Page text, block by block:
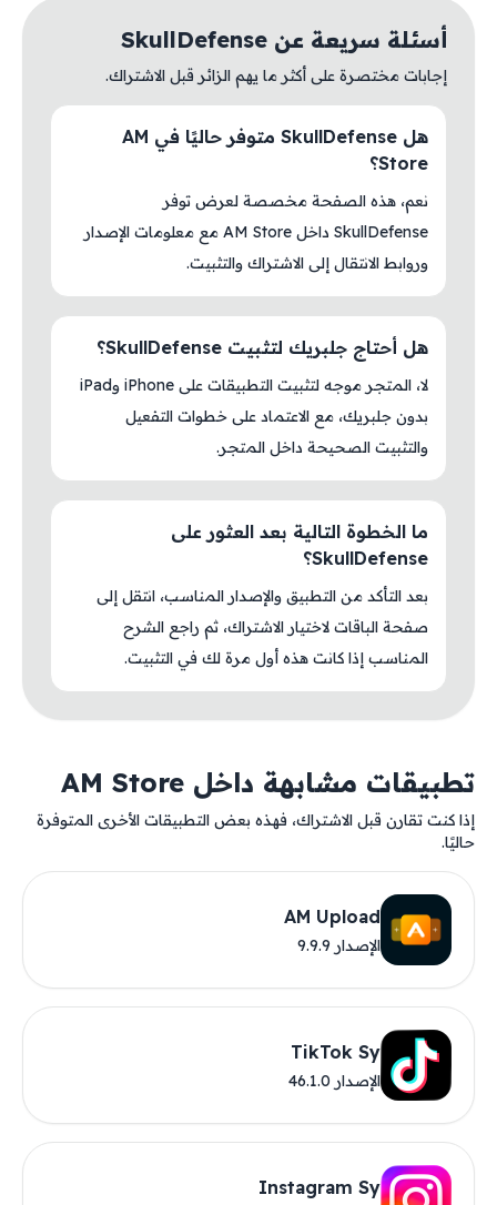
أسئلة سريعة عن SkullDefense
إجابات مختصرة على أكثر ما يهم الزائر قبل الاشتراك.
هل SkullDefense متوفر حاليًا في AM
Store؟
نعم، هذه الصفحة مخصصة لعرض توفر
SkullDefense داخل AM Store مع معلومات الإصدار
وروابط الانتقال إلى الاشتراك والتثبيت.
هل أحتاج جلبريك لتثبيت SkullDefense؟
لا، المتجر موجه لتثبيت التطبيقات على iPhone وiPad
بدون جلبريك، مع الاعتماد على خطوات التفعيل
والتثبيت الصحيحة داخل المتجر.
ما الخطوة التالية بعد العثور على
SkullDefense؟
بعد التأكد من التطبيق والإصدار المناسب، انتقل إلى
صفحة الباقات لاختيار الاشتراك، ثم راجع الشرح
المناسب إذا كانت هذه أول مرة لك في التثبيت.
تطبيقات مشابهة داخل AM Store
إذا كنت تقارن قبل الاشتراك، فهذه بعض التطبيقات الأخرى المتوفرة
حاليًا.
AM Upload
الإصدار 9.9.9
TikTok Sy
الإصدار 46.1.0
Instagram Sy